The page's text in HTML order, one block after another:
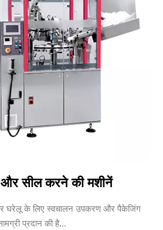
सील करने की मशीनें
घरेलू के लिए स्वचालन उपकरण और पैकेजिंग
प्रदान की है...